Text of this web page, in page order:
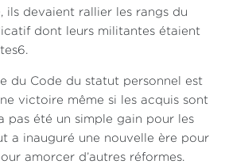
ils devaient rallier les rangs du
dont leurs militantes étaient
du Code du statut personnel est
victoire même si les acquis sont
pas été un simple gain pour les
a inauguré une nouvelle ère pour
amorcer d’autres réformes.